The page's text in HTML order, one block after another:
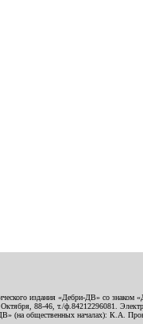
издания «Дебри-ДВ» со
88-46, т./ф.84212296081.
ДВ» (на общественных